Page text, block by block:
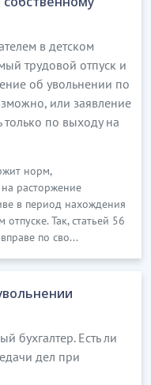
в детском
трудовой отпуск и
об увольнении по
или заявление
только по выходу на
норм,
расторжение
в период нахождения
Так, статьей 56
по сво...
бухгалтер. Есть ли
дел при